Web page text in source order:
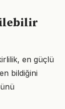
en güçlü
bildiğini